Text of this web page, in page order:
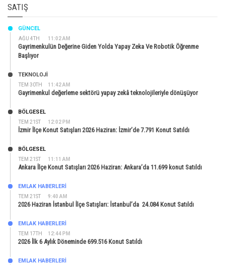
SATIŞ
AĞU 4TH 11:02 AM
GÜNCEL
Gayrimenkulün Değerine Giden Yolda Yapay Zeka Ve Robotik Öğrenme
Başlıyor
TEM 30TH 11:42 AM
TEKNOLOJİ
Gayrimenkul değerleme sektörü yapay zekâ teknolojileriyle dönüşüyor
TEM 21ST 12:02 PM
BÖLGESEL
İzmir İlçe Konut Satışları 2026 Haziran: İzmir’de 7.791 Konut Satıldı
TEM 21ST 11:11 AM
BÖLGESEL
Ankara İlçe Konut Satışları 2026 Haziran: Ankara’da 11.699 konut Satıldı
TEM 21ST 9:40 AM
EMLAK HABERLERI
2026 Haziran İstanbul İlçe Satışları: İstanbul’da 24.084 Konut Satıldı
TEM 17TH 12:44 PM
EMLAK HABERLERI
2026 İlk 6 Aylık Döneminde 699.516 Konut Satıldı
EMLAK HABERLERI